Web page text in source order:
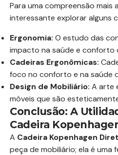
Para uma compreensão mais
interessante explorar alguns
Ergonomia: O estudo das
impacto na saúde e conforto
Cadeiras Ergonômicas:
foco no conforto e na saúde
Design de Mobiliário: A arte
móveis que são
Conclusão: A
Cadeira
A Cadeira Kopenhagen
peça de mobiliário; ela é uma